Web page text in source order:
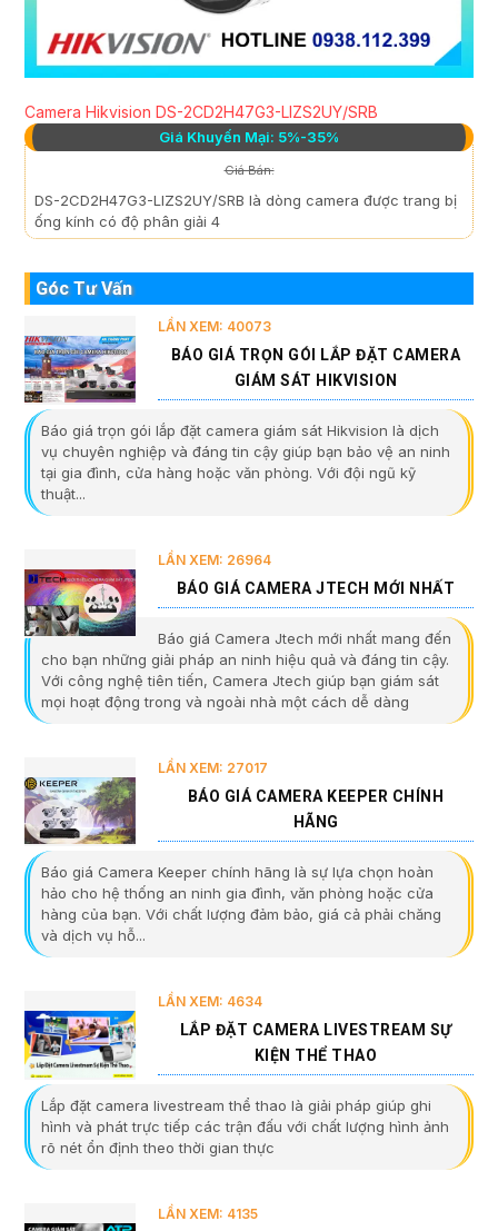
Camera Hikvision DS-2CD2H47G3-LIZS2UY/SRB
Giá Khuyến Mại: 5%-35%
Giá Bán:
DS-2CD2H47G3-LIZS2UY/SRB là dòng camera được trang bị
ống kính có độ phân giải 4
Góc Tư Vấn
LẦN XEM: 40073
BÁO GIÁ TRỌN GÓI LẮP ĐẶT CAMERA
GIÁM SÁT HIKVISION
Báo giá trọn gói lắp đặt camera giám sát Hikvision là dịch
vụ chuyên nghiệp và đáng tin cậy giúp bạn bảo vệ an ninh
tại gia đình, cửa hàng hoặc văn phòng. Với đội ngũ kỹ
thuật...
LẦN XEM: 26964
BÁO GIÁ CAMERA JTECH MỚI NHẤT
Báo giá Camera Jtech mới nhất mang đến
cho bạn những giải pháp an ninh hiệu quả và đáng tin cậy.
Với công nghệ tiên tiến, Camera Jtech giúp bạn giám sát
mọi hoạt động trong và ngoài nhà một cách dễ dàng
LẦN XEM: 27017
BÁO GIÁ CAMERA KEEPER CHÍNH
HÃNG
Báo giá Camera Keeper chính hãng là sự lựa chọn hoàn
hảo cho hệ thống an ninh gia đình, văn phòng hoặc cửa
hàng của bạn. Với chất lượng đảm bảo, giá cả phải chăng
và dịch vụ hỗ...
LẦN XEM: 4634
LẮP ĐẶT CAMERA LIVESTREAM SỰ
KIỆN THỂ THAO
Lắp đặt camera livestream thể thao là giải pháp giúp ghi
hình và phát trực tiếp các trận đấu với chất lượng hình ảnh
rõ nét ổn định theo thời gian thực
LẦN XEM: 4135